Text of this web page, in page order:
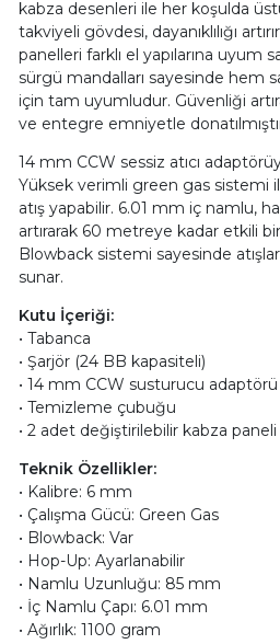
kabza desenleri ile her koşulda
takviyeli gövdesi, dayanıklılığı
panelleri farklı el yapılarına uyum
sürgü mandalları sayesinde hem
için tam uyumludur. Güvenliği
ve entegre emniyetle
14 mm CCW sessiz atıcı
Yüksek verimli green gas sistemi
atış yapabilir. 6.01 mm iç namlu,
artırarak 60 metreye kadar etkili
Blowback sistemi sayesinde
sunar.
Kutu İçeriği:
• Tabanca
• Şarjör (24 BB kapasiteli)
• 14 mm CCW susturucu adaptörü
• Temizleme çubuğu
• 2 adet değiştirilebilir kabza paneli
Teknik Özellikler:
• Kalibre: 6 mm
• Çalışma Gücü: Green Gas
• Blowback: Var
• Hop-Up: Ayarlanabilir
• Namlu Uzunluğu: 85 mm
• İç Namlu Çapı: 6.01 mm
• Ağırlık: 1100 gram